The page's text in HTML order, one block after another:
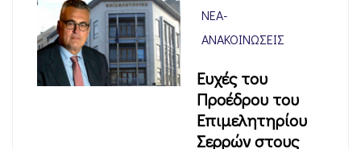
ΝΈΑ-
ΑΝΑΚΟΙΝΏΣΕΙΣ
Ευχές του
Προέδρου του
Επιμελητηρίου
Σερρών στους